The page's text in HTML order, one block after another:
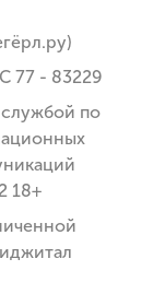
77 - 83229
по
18+